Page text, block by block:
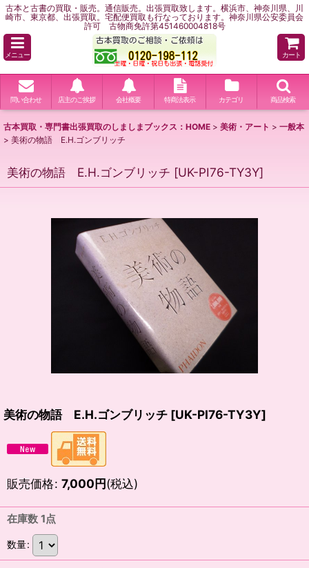
古本と古書の買取・販売。通信販売。出張買取致します。横浜市、神奈川県、川
崎市、東京都、出張買取。宅配便買取も行なっております。神奈川県公安委員会
許可 古物商免許第451460004818号
メニュー カート
問い合わせ 店主のご挨拶 会社概要 特商法表示 カテゴリ 商品検索
古本買取・専門書出張買取のしましまブックス：HOME > 美術・アート > 一般本
> 美術の物語 E.H.ゴンブリッチ
美術の物語 E.H.ゴンブリッチ [UK-PI76-TY3Y]
美術の物語 E.H.ゴンブリッチ [UK-PI76-TY3Y]
販売価格: 7,000円(税込)
在庫数 1点
数量: